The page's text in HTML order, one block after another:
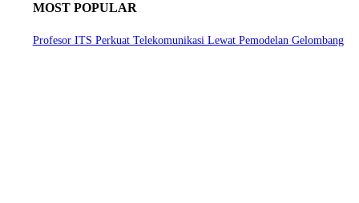
MOST POPULAR
Profesor ITS Perkuat Telekomunikasi Lewat Pemodelan Gelombang